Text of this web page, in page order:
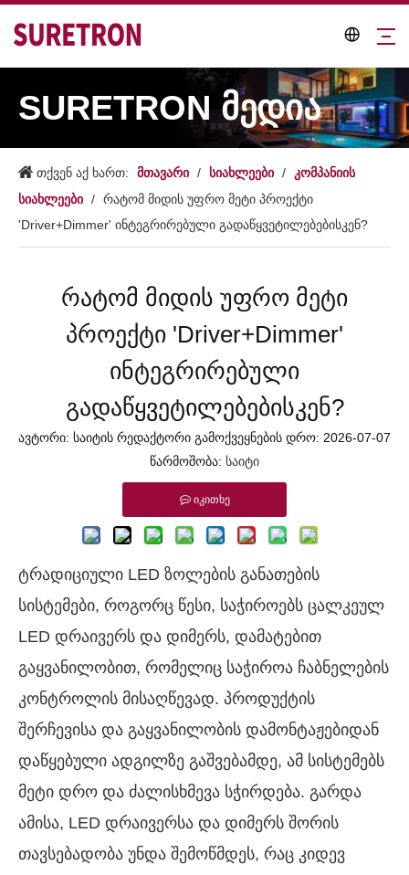
SURETRON მედია
თქვენ აქ ხართ: მთავარი / სიახლეები / კომპანიის
სიახლეები / რატომ მიდის უფრო მეტი პროექტი
'Driver+Dimmer' ინტეგრირებული გადაწყვეტილებებისკენ?
რატომ მიდის უფრო მეტი
პროექტი 'Driver+Dimmer'
ინტეგრირებული
გადაწყვეტილებებისკენ?
ავტორი: საიტის რედაქტორი გამოქვეყნების დრო: 2026-07-07
წარმოშობა: საიტი
იკითხე
ტრადიციული LED ზოლების განათების
სისტემები, როგორც წესი, საჭიროებს ცალკეულ
LED დრაივერს და დიმერს, დამატებით
გაყვანილობით, რომელიც საჭიროა ჩაბნელების
კონტროლის მისაღწევად. პროდუქტის
შერჩევისა და გაყვანილობის დამონტაჟებიდან
დაწყებული ადგილზე გაშვებამდე, ამ სისტემებს
მეტი დრო და ძალისხმევა სჭირდება. გარდა
ამისა, LED დრაივერსა და დიმერს შორის
თავსებადობა უნდა შემოწმდეს, რაც კიდევ